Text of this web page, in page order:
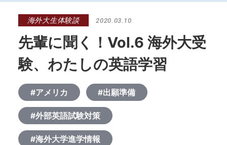
海外大生体験談 2020.03.10
先輩に聞く！Vol.6 海外大受
験、わたしの英語学習
#アメリカ #出願準備
#外部英語試験対策
#海外大学進学情報